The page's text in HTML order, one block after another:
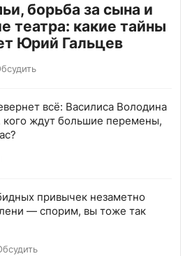
борьба за сына и
театра: какие тайны
Юрий Гальцев
всё: Василиса Володина
кого ждут большие перемены,
привычек незаметно
— спорим, вы тоже так